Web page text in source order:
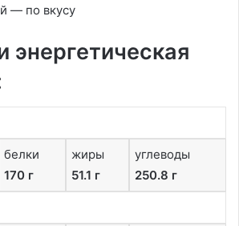
— по вкусу
энергетическая
белки
170 г
жиры
51.1 г
углеводы
250.8 г